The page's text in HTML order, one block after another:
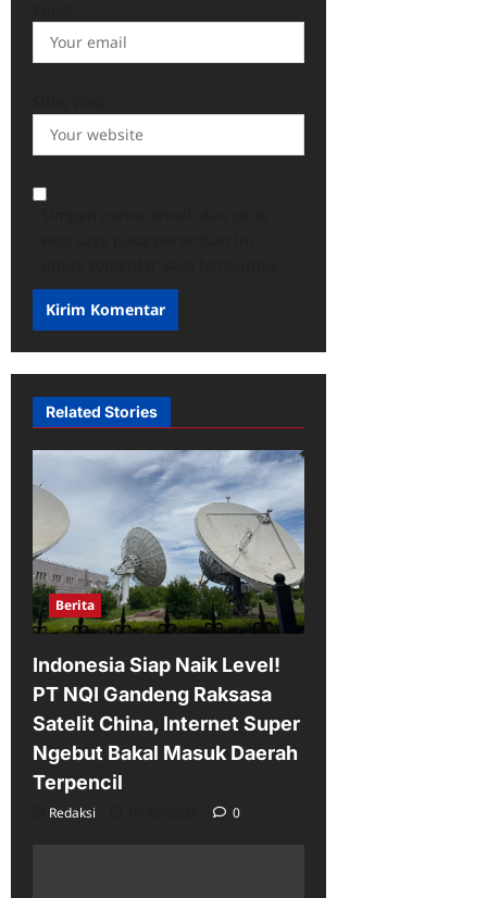
Related Stories
Berita
Indonesia Siap Naik Level!
PT NQI Gandeng Raksasa
Satelit China, Internet Super
Ngebut Bakal Masuk Daerah
Terpencil
Redaksi 0